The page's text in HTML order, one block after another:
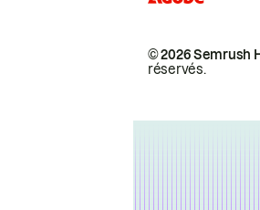
© 2026 Semrush
réservés.